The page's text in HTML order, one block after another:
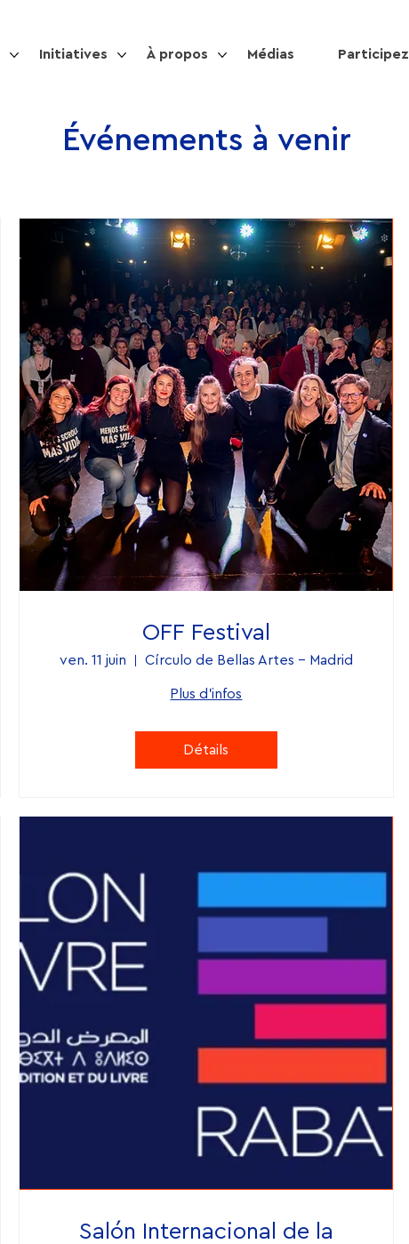
Initiatives À propos Médias Participez
Événements à venir
OFF Festival
ven. 11 juin Círculo de Bellas Artes – Madrid
Plus d'infos
Détails
Salón Internacional de la